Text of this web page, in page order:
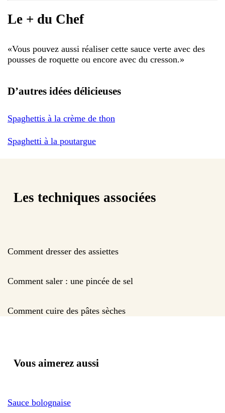
Le + du Chef
«Vous pouvez aussi réaliser cette sauce verte avec des
pousses de roquette ou encore avec du cresson.»
D’autres idées délicieuses
Spaghettis à la crème de thon
Spaghetti à la poutargue
Les techniques associées
Comment dresser des assiettes
Comment saler : une pincée de sel
Comment cuire des pâtes sèches
Vous aimerez aussi
Sauce bolognaise